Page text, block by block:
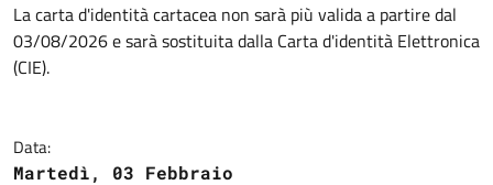
La carta d'identità cartacea non sarà più valida a partire dal
03/08/2026 e sarà sostituita dalla Carta d'identità Elettronica
(CIE).
Data:
Martedì, 03 Febbraio